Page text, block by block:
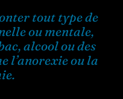
tout type de
ou mentale,
alcool ou des
l’anorexie ou la